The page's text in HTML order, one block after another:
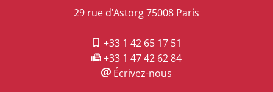
29 rue d’Astorg 75008 Paris
+33 1 42 65 17 51
+33 1 47 42 62 84
Écrivez-nous